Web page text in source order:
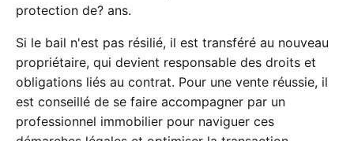
protection de? ans.
Si le bail n'est pas résilié, il est transféré au nouveau
propriétaire, qui devient responsable des droits et
obligations liés au contrat. Pour une vente réussie, il
est conseillé de se faire accompagner par un
professionnel immobilier pour naviguer ces